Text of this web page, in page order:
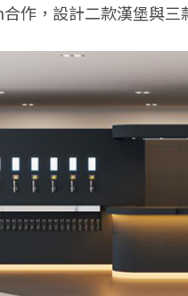
作，設計二款漢堡與三